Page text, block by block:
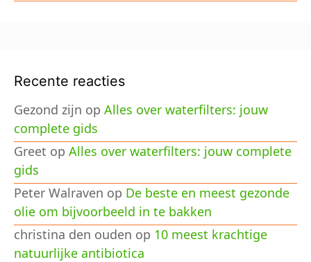
Recente reacties
Gezond zijn op Alles over waterfilters: jouw
complete gids
Greet op Alles over waterfilters: jouw complete
gids
Peter Walraven op De beste en meest gezonde
olie om bijvoorbeeld in te bakken
christina den ouden op 10 meest krachtige
natuurlijke antibiotica